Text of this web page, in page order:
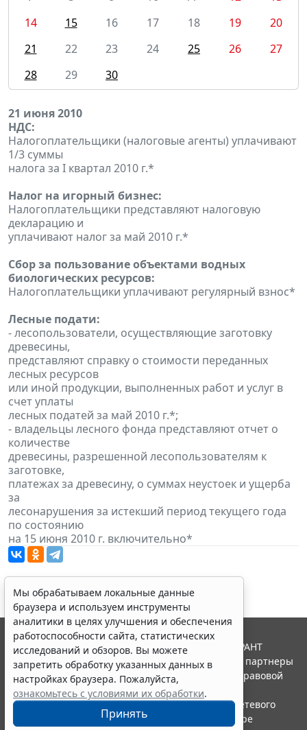
14
15 16 17 18 19
20
21
22 23 24 25 26
27
28
29 30
21 июня 2010
НДС:
Налогоплательщики (налоговые агенты) уплачивают
1/3 суммы
налога за I квартал 2010 г.*
Налог на игорный бизнес:
Налогоплательщики представляют налоговую
декларацию и
уплачивают налог за май 2010 г.*
Сбор за пользование объектами водных
биологических ресурсов:
Налогоплательщики уплачивают регулярный взнос*
Лесные подати:
- лесопользователи, осуществляющие заготовку
древесины,
представляют справку о стоимости переданных
лесных ресурсов
или иной продукции, выполненных работ и услуг в
счет уплаты
лесных податей за май 2010 г.*;
- владельцы лесного фонда представляют отчет о
количестве
древесины, разрешенной лесопользователям к
заготовке,
платежах за древесину, о суммах неустоек и ущерба
за
лесонарушения за истекший период текущего года
по состоянию
на 15 июня 2010 г. включительно*
Мы обрабатываем локальные данные
браузера и используем инструменты
аналитики в целях улучшения и обеспечения
работоспособности сайта, статистических
исследований и обзоров. Вы можете
запретить обработку указанных данных в
настройках браузера. Пожалуйста,
ознакомьтесь с условиями их обработки.
Принять
© ООО "НПП "ГАРАНТ-СЕРВИС", 2026. Система ГАРАНТ
выпускается с 1990 года. Компания "Гарант" и ее партнеры
являются участниками Российской ассоциации правовой
информации ГАРАНТ.
Портал ГАРАНТ.РУ зарегистрирован в качестве сетевого
издания Федеральной службой по надзору в сфере